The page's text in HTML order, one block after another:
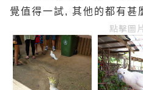
覺值得一試, 其他的都有甚
點擊圖